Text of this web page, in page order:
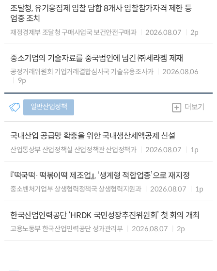
조달청, 유기응집제 입찰 담합 8개사 입찰참가자격 제한 등
엄중 조치
재정경제부 조달청 구매사업국 보건안전구매과 2026.08.07 2p
중소기업의 기술자료를 중국법인에 넘긴 ㈜세라젬 제재
공정거래위원회 기업거래결합심사국 기술유용조사과
2026.08.06
9p
일반산업정책 더보기
국내산업 공급망 확충을 위한 국내생산세액공제 신설
산업통상부 산업정책실 산업정책관 산업정책과 2026.08.07 1p
『떡국떡·떡볶이떡 제조업』, ‘생계형 적합업종’으로 재지정
중소벤처기업부 상생협력정책국 상생협력지원과 2026.08.07 1p
한국산업인력공단 ‘HRDK 국민성장추진위원회’ 첫 회의 개최
고용노동부 한국산업인력공단 성과관리부 2026.08.07 2p